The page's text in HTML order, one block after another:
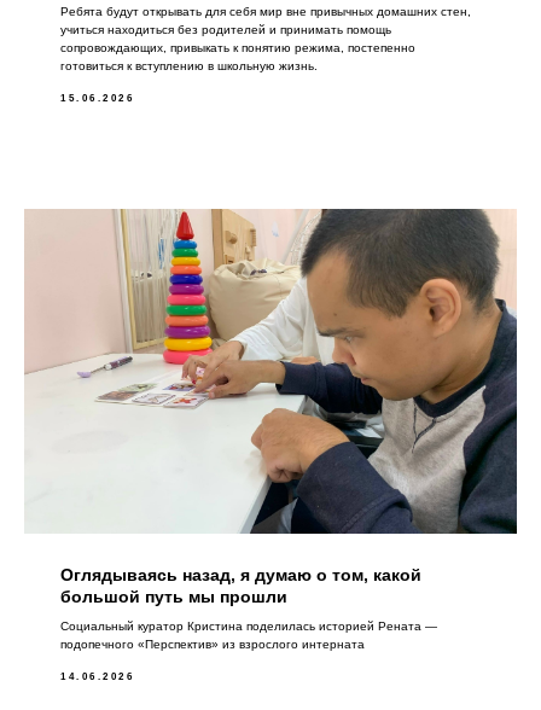
Ребята будут открывать для себя мир вне привычных домашних стен,
учиться находиться без родителей и принимать помощь
сопровождающих, привыкать к понятию режима, постепенно
готовиться к вступлению в школьную жизнь.
15.06.2026
Оглядываясь назад, я думаю о том, какой
большой путь мы прошли
Социальный куратор Кристина поделилась историей Рената —
подопечного «Перспектив» из взрослого интерната
14.06.2026